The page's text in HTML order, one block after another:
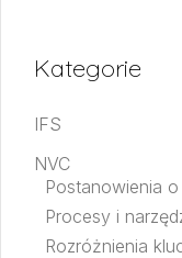
Kategorie
IFS
NVC
Postanowienia
Procesy i
Rozróżnienia